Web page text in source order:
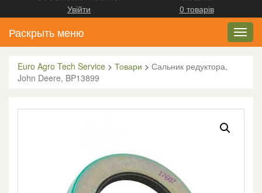
Увійти 0 товарів
Раскрыть меню
Euro Agro Tech Service > Товари > Сальник редуктора,
John Deere, BP13899